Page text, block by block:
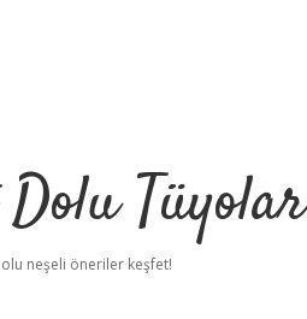
Tüyolar
neşeli öneriler keşfet!